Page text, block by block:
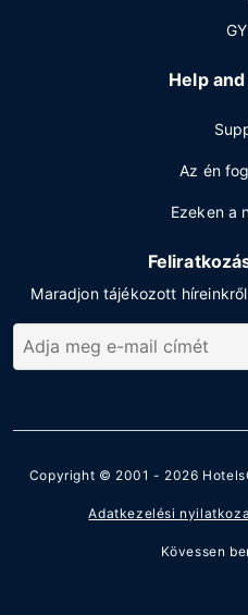
Help
Az én
Ezeken a
Maradjon tájékozott
Copyright © 2001 - 2026
Adatkezelési
Kövessen